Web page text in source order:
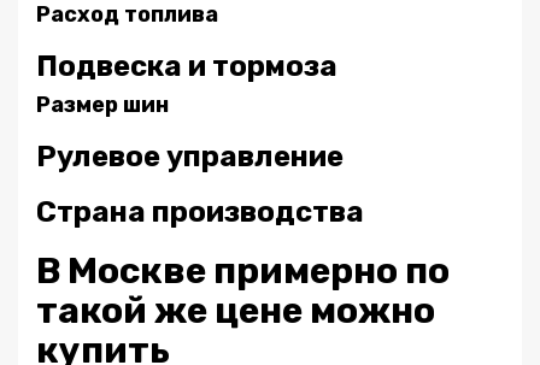
Расход топлива
Подвеска и тормоза
Размер шин
Рулевое управление
Страна производства
В Москве примерно по
такой же цене можно
купить